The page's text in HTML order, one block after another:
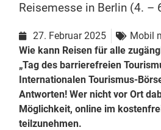
Reisemesse in Berlin (4. –
27. Februar 2025
Mobil
Wie kann Reisen für alle
„Tag des barrierefreien
Internationalen Tourismus-
Antworten! Wer nicht vor Ort
Möglichkeit, online im
teilzunehmen.